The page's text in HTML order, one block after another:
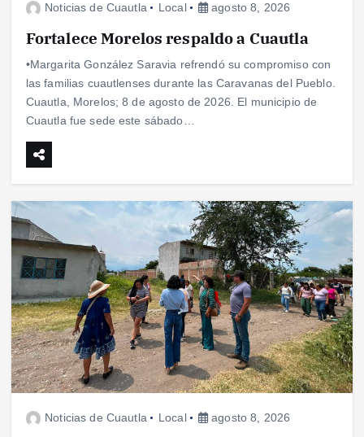
Noticias de Cuautla Local agosto 8, 2026
Fortalece Morelos respaldo a Cuautla
•Margarita González Saravia refrendó su compromiso con
las familias cuautlenses durante las Caravanas del Pueblo.
Cuautla, Morelos; 8 de agosto de 2026. El municipio de
Cuautla fue sede este sábado…
Noticias de Cuautla Local agosto 8, 2026